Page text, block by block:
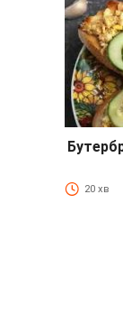
20 хв